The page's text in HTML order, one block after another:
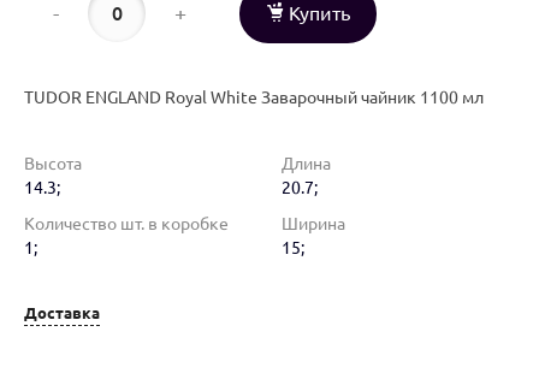
- + Купить
TUDOR ENGLAND Royal White Заварочный чайник 1100 мл
Высота
14.3;
Длина
20.7;
Количество шт. в коробке
1;
Ширина
15;
Доставка